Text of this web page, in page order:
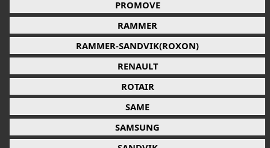
PROMOVE
RAMMER
RAMMER-SANDVIK(ROXON)
RENAULT
ROTAIR
SAME
SAMSUNG